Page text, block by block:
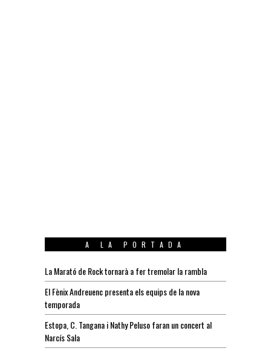
A LA PORTADA
La Marató de Rock tornarà a fer tremolar la rambla
El Fènix Andreuenc presenta els equips de la nova
temporada
Estopa, C. Tangana i Nathy Peluso faran un concert al
Narcís Sala